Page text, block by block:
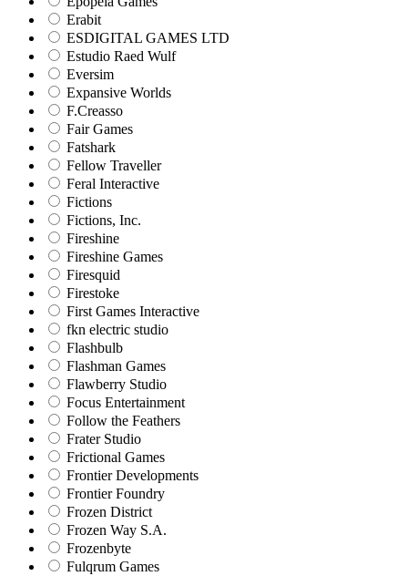
Erabit
ESDIGITAL GAMES LTD
Estudio Raed Wulf
Eversim
Expansive Worlds
F.Creasso
Fair Games
Fatshark
Fellow Traveller
Feral Interactive
Fictions
Fictions, Inc.
Fireshine
Fireshine Games
Firesquid
Firestoke
First Games Interactive
fkn electric studio
Flashbulb
Flashman Games
Flawberry Studio
Focus Entertainment
Follow the Feathers
Frater Studio
Frictional Games
Frontier Developments
Frontier Foundry
Frozen District
Frozen Way S.A.
Frozenbyte
Fulqrum Games